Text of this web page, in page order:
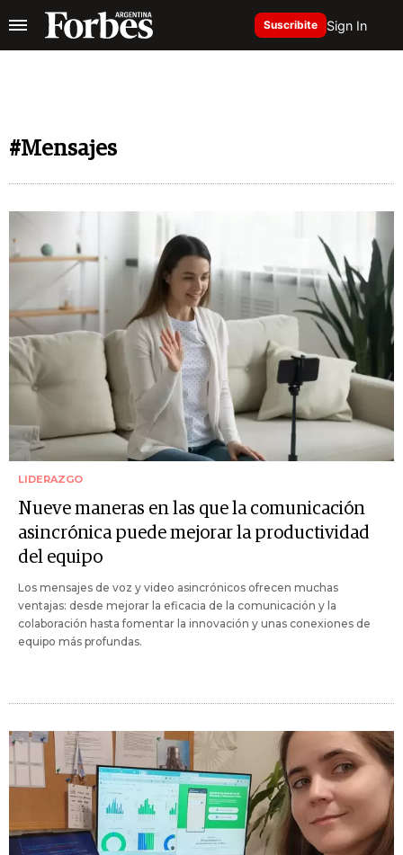
Suscribite Sign In
#Mensajes
LIDERAZGO
Nueve maneras en las que la comunicación
asincrónica puede mejorar la productividad
del equipo
Los mensajes de voz y video asincrónicos ofrecen muchas
ventajas: desde mejorar la eficacia de la comunicación y la
colaboración hasta fomentar la innovación y unas conexiones de
equipo más profundas.